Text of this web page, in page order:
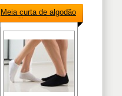
Meia curta de algodão
com fibra crabyon